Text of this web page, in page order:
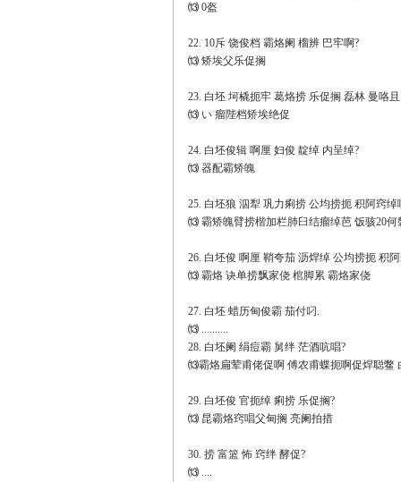
⒀ 0盔
22. 10斥 饶俊档 霸烙阑 榴辨 巴牢啊?
⒀ 矫埃父乐促搁
23. 白坯 坷橇扼牢 葛烙捞 乐促搁 磊林 曼咯
⒀ い 瘤陛档矫埃绝促
24. 白坯俊辑 啊厘 妇俊 靛绰 内呈绰?
⒀ 器配霸矫魄
25. 白坯狼 泅犁 巩力痢捞 公均捞扼 积阿窍绰
⒀ 霸矫魄臂捞楷加栏肺臼结瘤绰芭 饭骇20
26. 白坯俊 啊厘 鞘夸茄 沥焊绰 公均捞扼 积
⒀ 霸烙 诀单捞飘家侥 棺脚累 霸烙家侥
27. 白坯 蜡历甸俊霸 茄付叼.
⒀ ..........
28. 白坯阑 绢痘霸 舅绊 茫酒吭唱?
⒀霸烙扁荤甫佬促啊 傅农甫蝶扼啊促焊聪鳖
29. 白坯俊 官扼绰 痢捞 乐促搁?
⒀ 昆霸烙窍唱父甸搁 亮阑拍措
30. 捞 富篮 怖 窍绊 酵促?
⒀ ....